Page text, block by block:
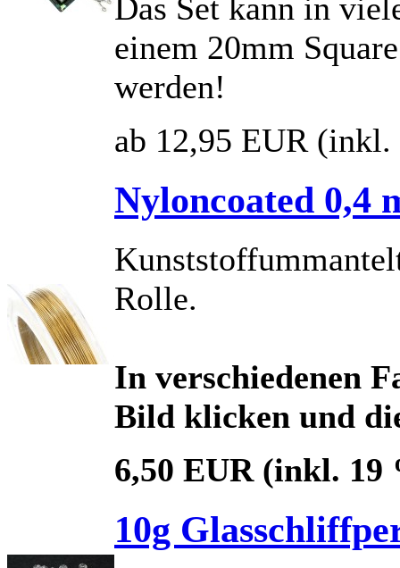
Das Set kann in
einem 20mm
werden!
ab 12,95 EUR (inkl.
Nyloncoated 0,4
Rolle.
In verschiedenen
Bild klicken und
6,50 EUR (inkl. 19
10g